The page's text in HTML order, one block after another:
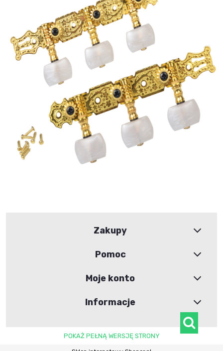
Zakupy
Pomoc
Moje konto
Informacje
POKAŻ PEŁNĄ WERSJĘ STRONY